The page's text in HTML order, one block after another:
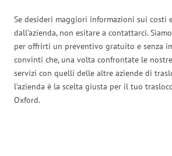
Se desideri maggiori informazioni sui costi
dall’azienda, non esitare a contattarci.
per offrirti un preventivo gratuito e senza
convinti che, una volta confrontate le
servizi con quelli delle altre aziende di
l’azienda è la scelta giusta per il tuo
Oxford.